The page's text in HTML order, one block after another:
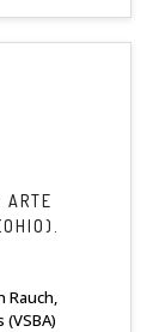
ARTE
Rauch,